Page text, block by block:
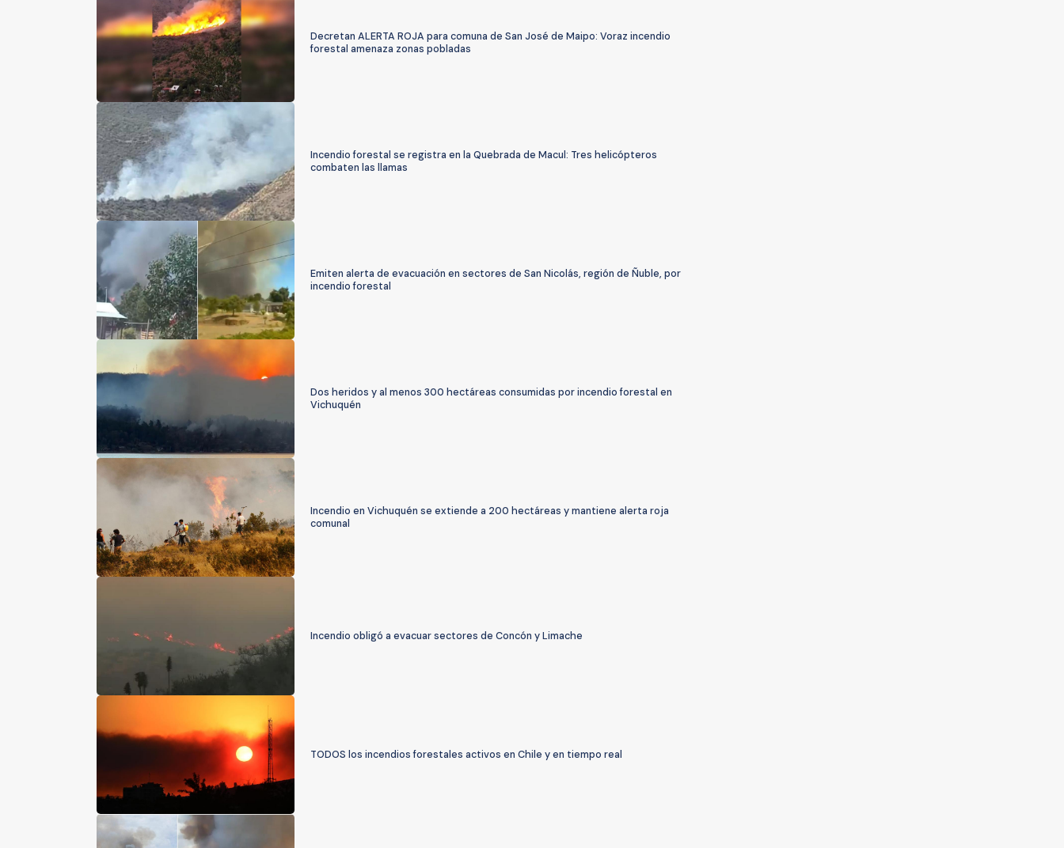
Decretan ALERTA ROJA para comuna de San José de Maipo: Voraz incendio
forestal amenaza zonas pobladas
Incendio forestal se registra en la Quebrada de Macul: Tres helicópteros
combaten las llamas
Emiten alerta de evacuación en sectores de San Nicolás, región de Ñuble, por
incendio forestal
Dos heridos y al menos 300 hectáreas consumidas por incendio forestal en
Vichuquén
Incendio en Vichuquén se extiende a 200 hectáreas y mantiene alerta roja
comunal
Incendio obligó a evacuar sectores de Concón y Limache
TODOS los incendios forestales activos en Chile y en tiempo real